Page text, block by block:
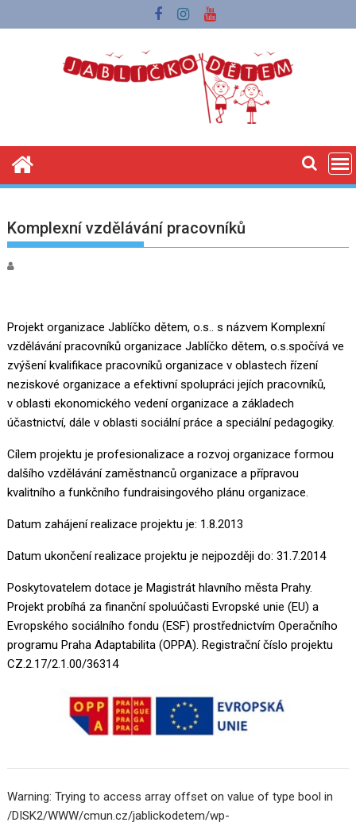
to
Komplexní vzdělávání pracovníků
Projekt organizace Jablíčko dětem, o.s.. s názvem Komplexní
vzdělávání pracovníků organizace Jablíčko dětem, o.s.spočívá ve
zvýšení kvalifikace pracovníků organizace v oblastech řízení
neziskové organizace a efektivní spolupráci jejích pracovníků,
v oblasti ekonomického vedení organizace a základech
účastnictví, dále v oblasti sociální práce a speciální pedagogiky.
Cílem projektu je profesionalizace a rozvoj organizace formou
dalšího vzdělávání zaměstnanců organizace a přípravou
kvalitního a funkčního fundraisingového plánu organizace.
Datum zahájení realizace projektu je: 1.8.2013
Datum ukončení realizace projektu je nejpozději do: 31.7.2014
Poskytovatelem dotace je Magistrát hlavního města Prahy.
Projekt probíhá za finanční spoluúčasti Evropské unie (EU) a
Evropského sociálního fondu (ESF) prostřednictvím Operačního
programu Praha Adaptabilita (OPPA). Registrační číslo projektu
CZ.2.17/2.1.00/36314
Warning: Trying to access array offset on value of type bool in
/DISK2/WWW/cmun.cz/jablickodetem/wp-